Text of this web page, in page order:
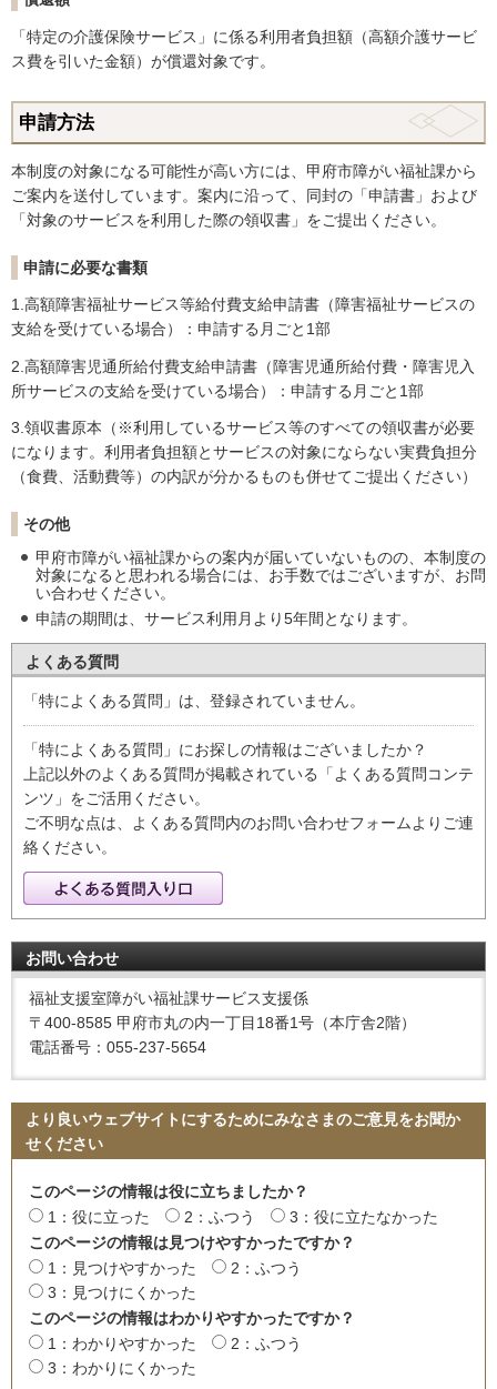
「特定の介護保険サービス」に係る利用者負担額（高額介護サービ
ス費を引いた金額）が償還対象です。
申請方法
本制度の対象になる可能性が高い方には、甲府市障がい福祉課から
ご案内を送付しています。案内に沿って、同封の「申請書」および
「対象のサービスを利用した際の領収書」をご提出ください。
申請に必要な書類
1.高額障害福祉サービス等給付費支給申請書（障害福祉サービスの
支給を受けている場合）：申請する月ごと1部
2.高額障害児通所給付費支給申請書（障害児通所給付費・障害児入
所サービスの支給を受けている場合）：申請する月ごと1部
3.領収書原本（※利用しているサービス等のすべての領収書が必要
になります。利用者負担額とサービスの対象にならない実費負担分
（食費、活動費等）の内訳が分かるものも併せてご提出ください）
その他
甲府市障がい福祉課からの案内が届いていないものの、本制度の
対象になると思われる場合には、お手数ではございますが、お問
い合わせください。
申請の期間は、サービス利用月より5年間となります。
よくある質問
「特によくある質問」は、登録されていません。
「特によくある質問」にお探しの情報はございましたか？
上記以外のよくある質問が掲載されている「よくある質問コンテ
ンツ」をご活用ください。
ご不明な点は、よくある質問内のお問い合わせフォームよりご連
絡ください。
お問い合わせ
福祉支援室障がい福祉課サービス支援係
〒400-8585 甲府市丸の内一丁目18番1号（本庁舎2階）
電話番号：055-237-5654
より良いウェブサイトにするためにみなさまのご意見をお聞か
せください
このページの情報は役に立ちましたか？
1：役に立った
2：ふつう
3：役に立たなかった
このページの情報は見つけやすかったですか？
1：見つけやすかった
2：ふつう
3：見つけにくかった
このページの情報はわかりやすかったですか？
1：わかりやすかった
2：ふつう
3：わかりにくかった